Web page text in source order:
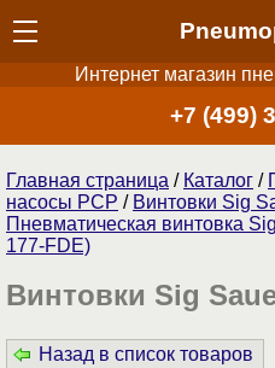
Интернет магазин
+7 (499)
Главная страница / Каталог /
насосы PCP / Винтовки Sig
Пневматическая винтовка
177-FDE)
Винтовки Sig
Назад в список товаров